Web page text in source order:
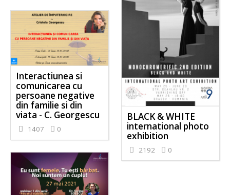
BLACK & WHITE
international photo
exhibition
2192 0
Interactiunea si
comunicarea cu
persoane negative
din familie si din
viata - C. Georgescu
1407 0